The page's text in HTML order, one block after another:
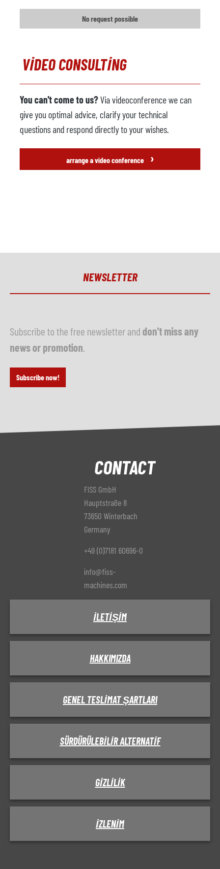
No request possible
VIDEO CONSULTING
You can't come to us?Via videoconference we can
give you optimal advice, clarify your technical
questions and respond directly to your wishes.
arrange a video conference ›
NEWSLETTER
Subscribe to the free newsletter and don't miss any
news or promotion
Subscribe now!
CONTACT
FISS GmbH
Hauptstraße 8
73650 Winterbach
Germany
+49 (0)7181 60696-0
info@fiss-
machines.com
İLETIŞIM
HAKKIMIZDA
GENEL TESLIMAT ŞARTLARI
SÜRDÜRÜLEBILIR ALTERNATIF
GIZLILIK
IZLENIM